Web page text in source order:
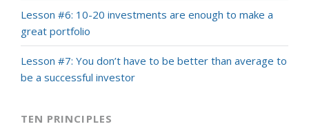
Lesson #6: 10-20 investments are enough to make a
great portfolio
Lesson #7: You don’t have to be better than average to
be a successful investor
TEN PRINCIPLES